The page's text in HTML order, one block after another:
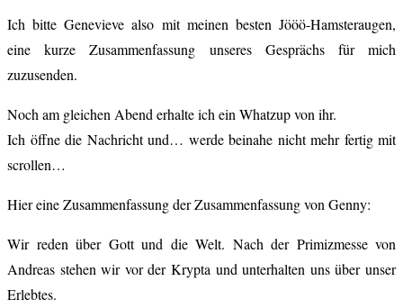
Ich bitte Genevieve also mit meinen besten Jööö-Hamsteraugen,
eine kurze Zusammenfassung unseres Gesprächs für mich
zuzusenden.
Noch am gleichen Abend erhalte ich ein Whatzup von ihr.
Ich öffne die Nachricht und… werde beinahe nicht mehr fertig mit
scrollen…
Hier eine Zusammenfassung der Zusammenfassung von Genny:
Wir reden über Gott und die Welt. Nach der Primizmesse von
Andreas stehen wir vor der Krypta und unterhalten uns über unser
Erlebtes.